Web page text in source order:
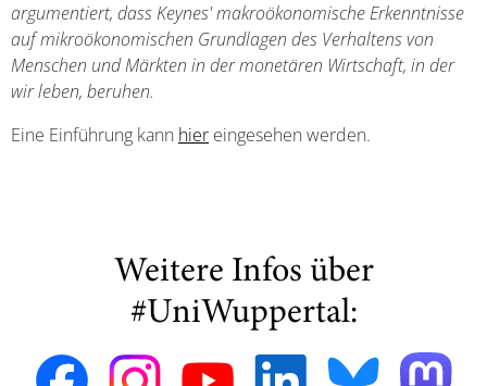
argumentiert, dass Keynes' makroökonomische Erkenntnisse
auf mikroökonomischen Grundlagen des Verhaltens von
Menschen und Märkten in der monetären Wirtschaft, in der
wir leben, beruhen.
Eine Einführung kann hier eingesehen werden.
Weitere Infos über
#UniWuppertal: